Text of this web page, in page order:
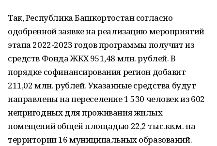
Так, Республика Башкортостан согласно
одобренной заявке на реализацию мероприятий
этапа 2022-2023 годов программы получит из
средств Фонда ЖКХ 951,48 млн. рублей. В
порядке софинансирования регион добавит
211,02 млн. рублей. Указанные средства будут
направлены на переселение 1 530 человек из 602
непригодных для проживания жилых
помещений общей площадью 22,2 тыс.кв.м. на
территории 16 муниципальных образований.